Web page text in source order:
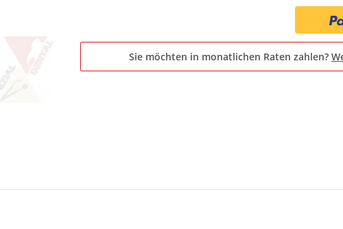
Sie möchten in monatlichen Raten zahlen?